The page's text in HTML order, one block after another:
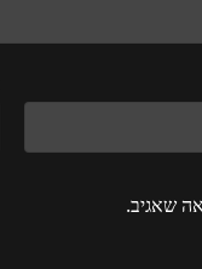
שאגיב.